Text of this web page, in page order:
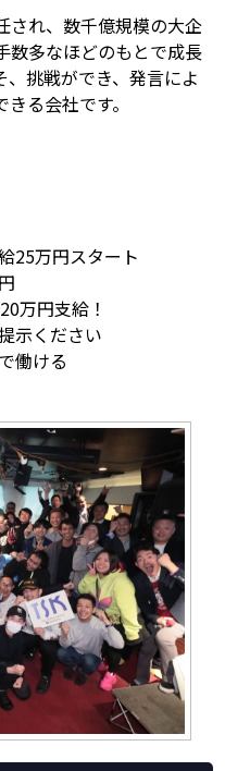
され、数千億規模の大企
数多なほどのもとで成長
、挑戦ができ、発言によ
る会社です。
25万円スタート
万円支給！
示ください
働ける